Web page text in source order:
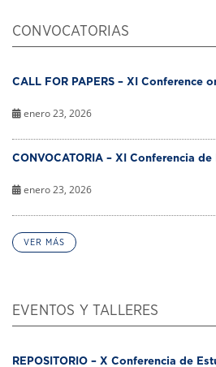
CONVOCATORIAS
CALL FOR PAPERS – XI Conference
enero 23, 2026
CONVOCATORIA – XI Conferencia
enero 23, 2026
VER MÁS
EVENTOS Y TALLERES
REPOSITORIO – X Conferencia de